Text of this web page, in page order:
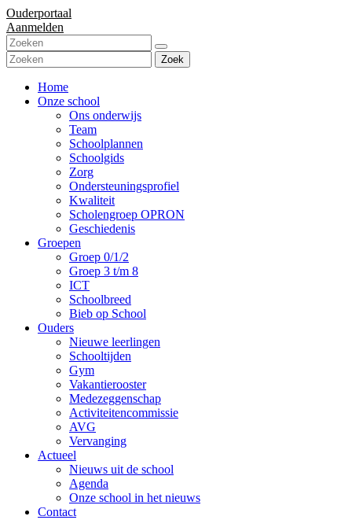
Ouderportaal
Aanmelden
Zoek
Home
Onze school
Ons onderwijs
Team
Schoolplannen
Schoolgids
Zorg
Ondersteuningsprofiel
Kwaliteit
Scholengroep OPRON
Geschiedenis
Groepen
Groep 0/1/2
Groep 3 t/m 8
ICT
Schoolbreed
Bieb op School
Ouders
Nieuwe leerlingen
Schooltijden
Gym
Vakantierooster
Medezeggenschap
Activiteitencommissie
AVG
Vervanging
Actueel
Nieuws uit de school
Agenda
Onze school in het nieuws
Contact